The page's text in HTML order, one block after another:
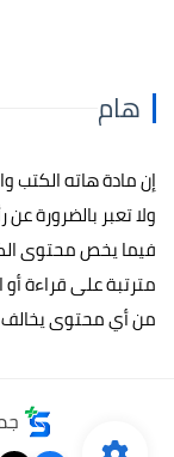
هام
إن مادة هاته الكتب
ولا تعبر بالضرورة
فيما يخص محتوى
مترتبة على قراءة
من أي محتوى يخالف